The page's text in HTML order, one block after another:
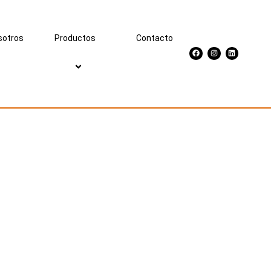
Productos Contacto
Facebook
InstagramLinkedin